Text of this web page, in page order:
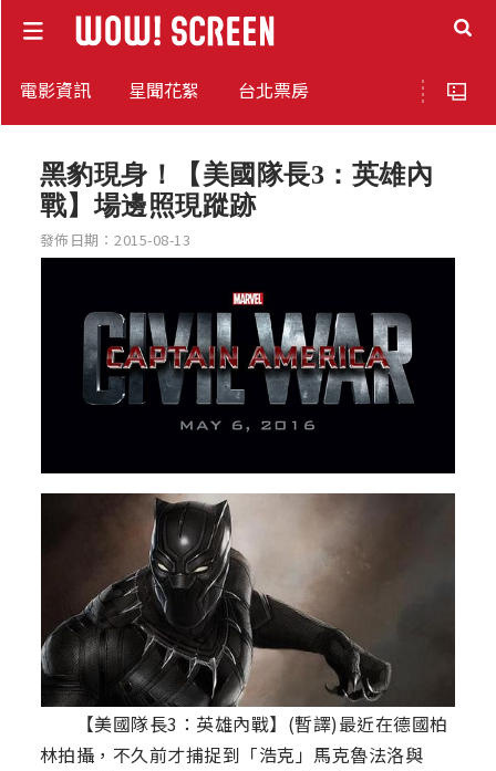
電影資訊 星聞花絮 台北票房
黑豹現身！【美國隊長3：英雄內
戰】場邊照現蹤跡
發佈日期：2015-08-13
【美國隊長3：英雄內戰】(暫譯)最近在德國柏
林拍攝，不久前才捕捉到「浩克」馬克魯法洛與